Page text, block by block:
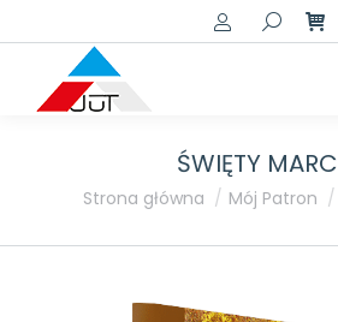
Szukaj:
ŚWIĘTY
Jesteś tutaj:
Strona główna Mój Patron